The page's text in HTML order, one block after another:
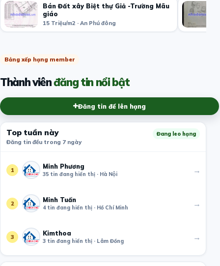
Bán Đất xây Biệt thự Giả -Trường Mãu
giáo
15 Triệu/m2 · An Phú đông
Bảng xếp hạng member
Thành viênđăng tin nổi bật
Đăng tin để lên hạng
Top tuần này
Đăng tin đều trong 7 ngày
Đang leo hạng
1 Minh Phương
35 tin đang hiển thị · Hà Nội →
2 Minh Tuấn
4 tin đang hiển thị · Hồ Chí Minh →
3 Kimthoa
3 tin đang hiển thị · Lâm Đồng →